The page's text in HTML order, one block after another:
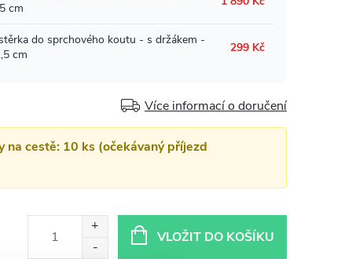
Více informací o doručení
na cestě: 10 ks (očekávaný příjezd
VLOŽIT DO KOŠÍKU